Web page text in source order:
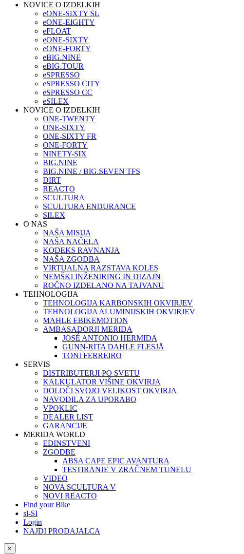
NOVICE O IZDELKIH
eONE-SIXTY SL
eONE-EIGHTY
eFLOAT
eONE-SIXTY
eONE-FORTY
eBIG.NINE
eBIG.TOUR
eSPRESSO
eSPRESSO CITY
eSPRESSO CC
eSILEX
NOVICE O IZDELKIH
ONE-TWENTY
ONE-SIXTY
ONE-SIXTY FR
ONE-FORTY
NINETY-SIX
BIG.NINE
BIG.NINE / BIG.SEVEN TFS
DIRT
REACTO
SCULTURA
SCULTURA ENDURANCE
SILEX
O NAS
NAŠA MISIJA
NAŠA NAČELA
KODEKS RAVNANJA
NAŠA ZGODBA
VIRTUALNA RAZSTAVA KOLES
NEMŠKI INŽENIRING IN DIZAJN
ROČNO IZDELANO NA TAJVANU
TEHNOLOGIJA
TEHNOLOGIJA KARBONSKIH OKVIRJEV
TEHNOLOGIJA ALUMINIJSKIH OKVIRJEV
MAHLE EBIKEMOTION
AMBASADORJI MERIDA
JOSÉ ANTONIO HERMIDA
GUNN-RITA DAHLE FLESJÅ
TONI FERREIRO
SERVIS
DISTRIBUTERJI PO SVETU
KALKULATOR VIŠINE OKVIRJA
DOLOČI SVOJO VELIKOST OKVIRJA
NAVODILA ZA UPORABO
VPOKLIC
DEALER LIST
GARANCIJE
MERIDA WORLD
EDINSTVENI
ZGODBE
ABSA CAPE EPIC AVANTURA
TESTIRANJE V ZRAČNEM TUNELU
VIDEO
NOVA SCULTURA V
NOVI REACTO
Find your Bike
sl-SI
Login
NAJDI PRODAJALCA
×